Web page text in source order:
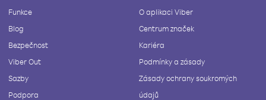
Funkce
Blog
Bezpečnost
Viber Out
Sazby
Podpora
O aplikaci Viber
Centrum značek
Kariéra
Podmínky a zásady
Zásady ochrany soukromých
údajů